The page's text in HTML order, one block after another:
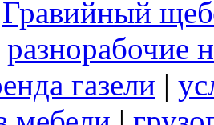
Гравийный
разнорабочие
газели |